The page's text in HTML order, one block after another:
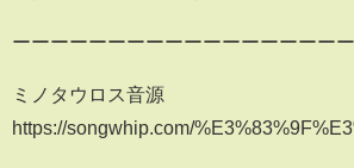
ーーーーーーーーーーーーーーーーー
ミノタウロス音源
https://songwhip.com/